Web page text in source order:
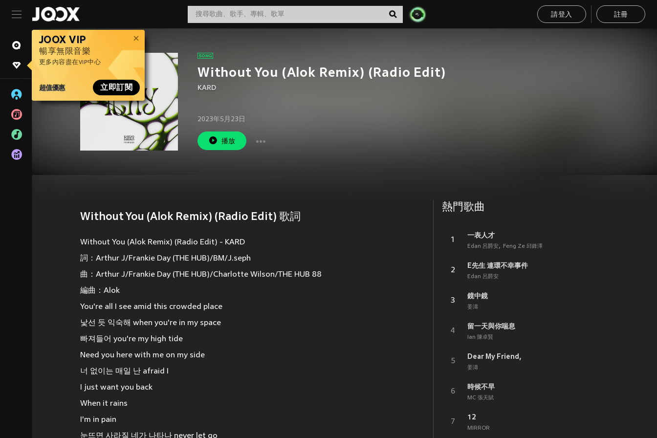
請登入 註冊
JOOX VIP
暢享無限音樂
更多內容盡在VIP中心
超值優惠 立即訂閱
Without You (Alok Remix) (Radio Edit)
KARD
2023年5月23日
播放
Without You (Alok Remix) (Radio Edit) 歌詞
Without You (Alok Remix) (Radio Edit) - KARD
詞：Arthur J/Frankie Day (THE HUB)/BM/J.seph
曲：Arthur J/Frankie Day (THE HUB)/Charlotte Wilson/THE HUB 88
編曲：Alok
You're all I see amid this crowded place
낯선 듯 익숙해 when you're in my space
빠져들어 you're my high tide
Need you here with me on my side
너 없이는 매일 난 afraid I
I just want you back
When it rains
I'm in pain
눈뜨면 사라질 네가 나타나 never let go
熱門歌曲
1
一表人才
Edan 呂爵安 Feng Ze 邱鋒澤
2
E先生 連環不幸事件
Edan 呂爵安
3
鏡中鏡
姜濤
4
留一天與你喘息
Ian 陳卓賢
5
Dear My Friend,
姜濤
6
時候不早
MC 張天賦
7
12
MIRROR